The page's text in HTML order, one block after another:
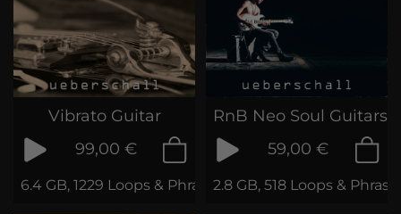
Vibrato Guitar
99,00 €
6.4 GB, 1229 Loops & Phrases
RnB Neo Soul Guitars
59,00 €
2.8 GB, 518 Loops &